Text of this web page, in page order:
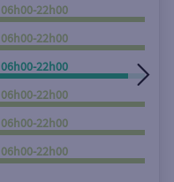
06h00-22h00
06h00-22h00
06h00-22h00
06h00-22h00
06h00-22h00
06h00-22h00